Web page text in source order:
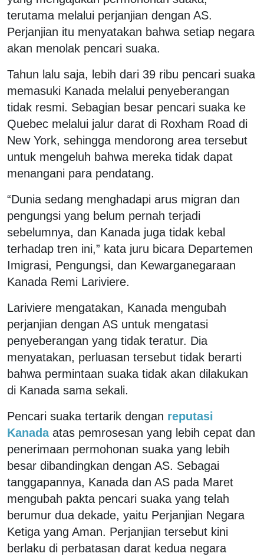
terutama melalui perjanjian dengan AS.
Perjanjian itu menyatakan bahwa setiap negara
akan menolak pencari suaka.
Tahun lalu saja, lebih dari 39 ribu pencari suaka
memasuki Kanada melalui penyeberangan
tidak resmi. Sebagian besar pencari suaka ke
Quebec melalui jalur darat di Roxham Road di
New York, sehingga mendorong area tersebut
untuk mengeluh bahwa mereka tidak dapat
menangani para pendatang.
“Dunia sedang menghadapi arus migran dan
pengungsi yang belum pernah terjadi
sebelumnya, dan Kanada juga tidak kebal
terhadap tren ini,” kata juru bicara Departemen
Imigrasi, Pengungsi, dan Kewarganegaraan
Kanada Remi Lariviere.
Lariviere mengatakan, Kanada mengubah
perjanjian dengan AS untuk mengatasi
penyeberangan yang tidak teratur. Dia
menyatakan, perluasan tersebut tidak berarti
bahwa permintaan suaka tidak akan dilakukan
di Kanada sama sekali.
Pencari suaka tertarik dengan reputasi
Kanada atas pemrosesan yang lebih cepat dan
penerimaan permohonan suaka yang lebih
besar dibandingkan dengan AS. Sebagai
tanggapannya, Kanada dan AS pada Maret
mengubah pakta pencari suaka yang telah
berumur dua dekade, yaitu Perjanjian Negara
Ketiga yang Aman. Perjanjian tersebut kini
berlaku di perbatasan darat kedua negara